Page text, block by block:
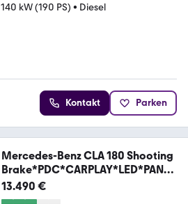
140 kW (190 PS) • Diesel
Kontakt Parken
Mercedes-Benz CLA 180 Shooting
Brake*PDC*CARPLAY*LED*PANO
*
13.490 €